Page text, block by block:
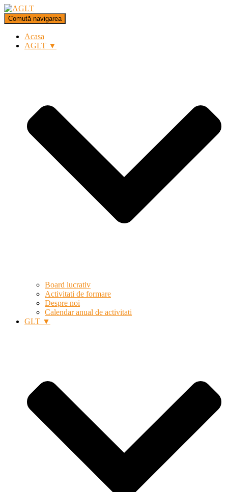
Comută navigarea
Acasa
AGLT ▼
Board lucrativ
Activitati de formare
Despre noi
Calendar anual de activitati
GLT ▼